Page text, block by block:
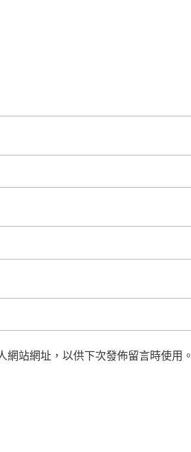
站網址，以供下次發佈留言時使用。